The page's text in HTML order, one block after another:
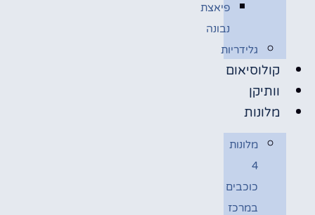
פיאצת
נבונה
גלידריות
קולוסיאום
וותיקן
מלונות
מלונות
4
כוכבים
במרכז